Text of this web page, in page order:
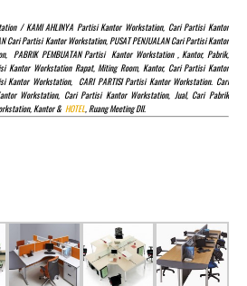
/ KAMI AHLINYA Partisi Kantor Workstation, Cari Partisi Kantor
Cari Partisi Kantor Workstation, PUSAT PENJUALAN Cari Partisi Kantor
PABRIK PEMBUATAN Partisi Kantor Workstation , Kantor, Pabrik,
Kantor Workstation Rapat, Miting Room, Kantor, Cari Partisi Kantor
Kantor Workstation, CARI PARTISI Partisi Kantor Workstation. Cari
Workstation, Cari Partisi Kantor Workstation, Jual, Cari Pabrik
Kantor & HOTEL, Ruang Meeting Dll.